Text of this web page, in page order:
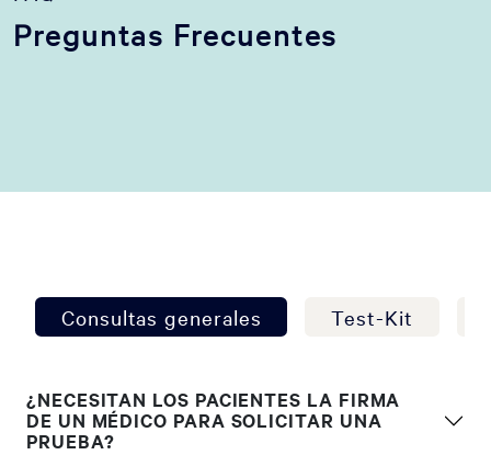
Preguntas Frecuentes
Consultas generales Test-Kit
¿NECESITAN LOS PACIENTES LA FIRMA
DE UN MÉDICO PARA SOLICITAR UNA
PRUEBA?